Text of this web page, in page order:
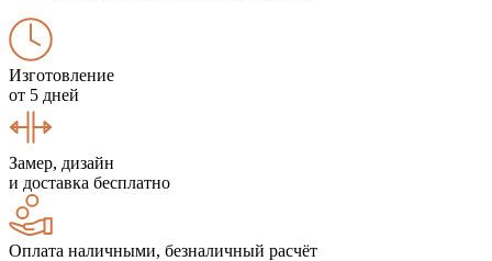
Изготовление
от 5 дней
Замер, дизайн
и доставка бесплатно
Оплата наличными, безналичный расчёт